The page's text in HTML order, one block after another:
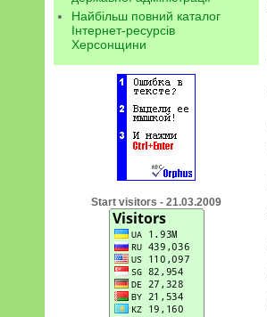
Найбільш повний каталог
Інтернет-ресурсів
Херсонщини
Start visitors - 21.03.2009